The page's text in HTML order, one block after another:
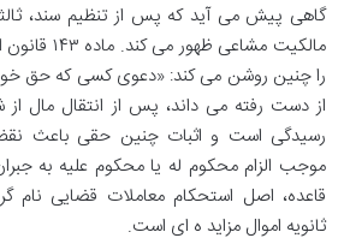
گاهی پیش می آید که پس از تنظیم سند،
مالکیت
را چنین روشن می کند: «دعوی کسی که حق
از دست رفته می داند، پس از انتقال مال
رسیدگی است و اثبات چنین حقی باعث
موجب الزام محکوم له یا محکوم علیه به
قاعده، اصل استحکام معاملات قضایی نام
ثانویه اموال مزاید ه ای است.